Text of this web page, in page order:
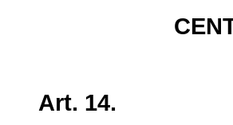
Art. 14.